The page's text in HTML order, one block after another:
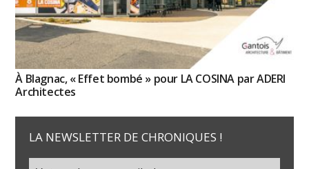
À Blagnac, « Effet bombé » pour LA COSINA par ADERI
Architectes
LA NEWSLETTER DE CHRONIQUES !